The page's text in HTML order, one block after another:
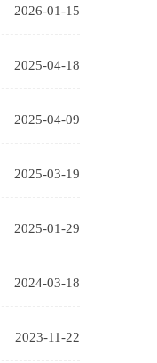
2026-01-15
2025-04-18
2025-04-09
2025-03-19
2025-01-29
2024-03-18
2023-11-22